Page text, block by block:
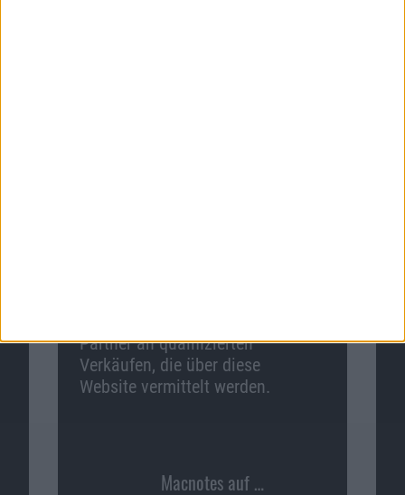
Partner an qualifizierten
Verkäufen, die über diese
Website vermittelt werden.
Macnotes auf …